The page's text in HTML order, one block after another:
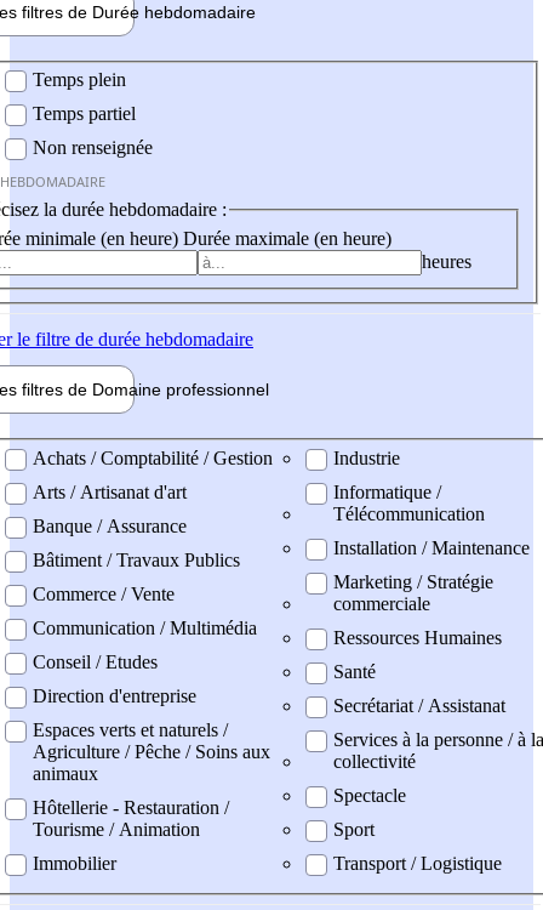
filtres de Durée hebdomadaire
Temps plein
Temps partiel
Non renseignée
la durée hebdomadaire :
minimale (en heure) Durée maximale (en heure)
heures
le filtre de durée hebdomadaire
filtres de Domaine professionnel
professionel
Achats / Comptabilité / Gestion
Arts / Artisanat d'art
Banque / Assurance
Bâtiment / Travaux Publics
Commerce / Vente
Communication / Multimédia
Conseil / Etudes
Direction d'entreprise
Espaces verts et naturels /
Agriculture / Pêche / Soins aux
animaux
Hôtellerie - Restauration /
Tourisme / Animation
Immobilier
Industrie
Informatique /
Télécommunication
Installation / Maintenance
Marketing / Stratégie
commerciale
Ressources Humaines
Santé
Secrétariat / Assistanat
Services à la personne / à la
collectivité
Spectacle
Sport
Transport / Logistique